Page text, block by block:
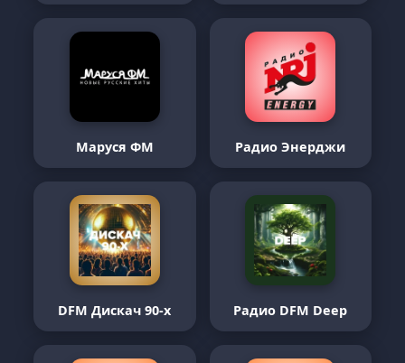
Маруся ФМ Радио Энерджи
DFM Дискач 90-х Радио DFM Deep